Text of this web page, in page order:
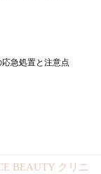
急処置と注意点
BEAUTY クリニ